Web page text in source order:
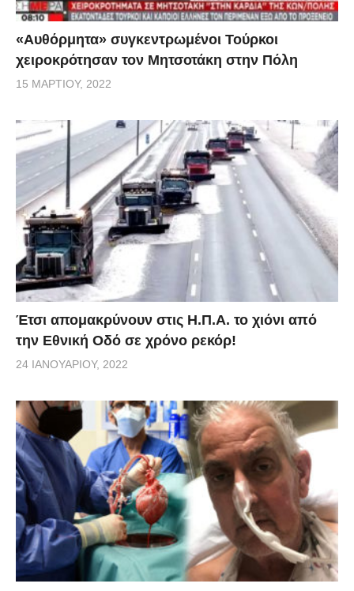
«Αυθόρμητα» συγκεντρωμένοι Τούρκοι
χειροκρότησαν τον Μητσοτάκη στην Πόλη
15 ΜΑΡΤΊΟΥ, 2022
Έτσι απομακρύνουν στις Η.Π.Α. το χιόνι από
την Εθνική Οδό σε χρόνο ρεκόρ!
24 ΙΑΝΟΥΑΡΊΟΥ, 2022